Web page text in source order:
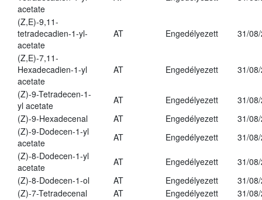
acetate
(Z,E)-9,11-
tetradecadien-1-yl-
acetate
AT Engedélyezett 31/
(Z,E)-7,11-
Hexadecadien-1-yl
acetate
AT Engedélyezett 31/
(Z)-9-Tetradecen-1-
yl acetate
AT Engedélyezett
31/
(Z)-9-Hexadecenal
AT Engedélyezett
31/
(Z)-9-Dodecen-1-yl
acetate
AT Engedélyezett
31/
(Z)-8-Dodecen-1-yl
acetate
AT Engedélyezett
31/
(Z)-8-Dodecen-1-ol
AT Engedélyezett
31/
(Z)-7-Tetradecenal
AT Engedélyezett
31/